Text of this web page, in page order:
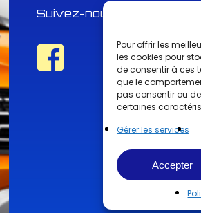
Pour offrir les
les cookies pour
de consentir à ces
que le
pas consentir ou
certaines
Gérer les services
Accepter
Suivez-nous !